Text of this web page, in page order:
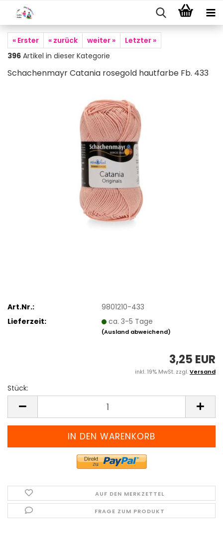
« Erster « zurück weiter »
Letzter »
396 Artikel in dieser Kategorie
Schachenmayr Catania rosegold hautfarbe Fb. 433
Art.Nr.:
9801210-433
Lieferzeit:
ca. 3-5 Tage
(Ausland abweichend)
3,25 EUR
inkl. 19% MwSt. zzgl.Versand
Stück:
AUF DEN MERKZETTEL
FRAGE ZUM PRODUKT